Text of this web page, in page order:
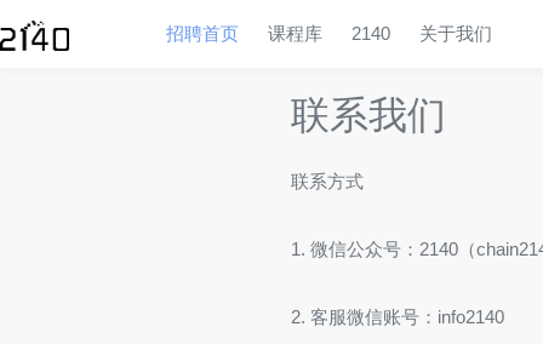
招聘首页 课程库 2140 关于我们
联系我们
联系方式
1. 微信公众号：2140（
2. 客服微信账号：info2140